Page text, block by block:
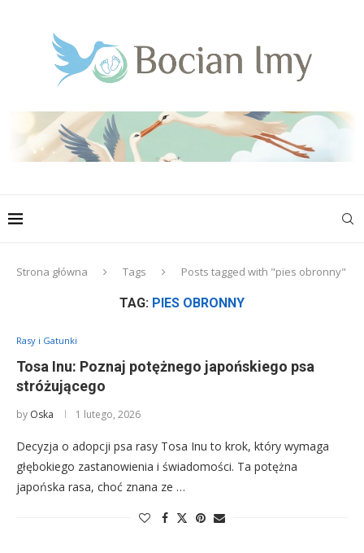
Strona główna Tags Posts tagged with "pies obronny"
TAG: PIES OBRONNY
Rasy i Gatunki
Tosa Inu: Poznaj potężnego japońskiego psa
stróżującego
by Oska 1 lutego, 2026
Decyzja o adopcji psa rasy Tosa Inu to krok, który wymaga
głębokiego zastanowienia i świadomości. Ta potężna
japońska rasa, choć znana ze …